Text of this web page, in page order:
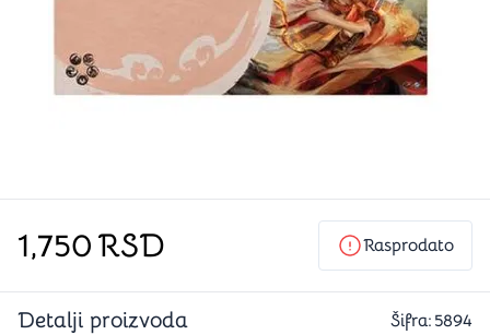
1,750RSD Rasprodato
Detalji proizvoda Šifra: 5894